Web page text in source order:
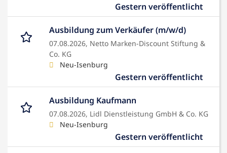
Gestern veröffentlicht
Ausbildung zum Verkäufer (m/w/d)
07.08.2026, Netto Marken-Discount Stiftung &
Co. KG
Neu-Isenburg
Gestern veröffentlicht
Ausbildung Kaufmann
07.08.2026, Lidl Dienstleistung GmbH & Co. KG
Neu-Isenburg
Gestern veröffentlicht